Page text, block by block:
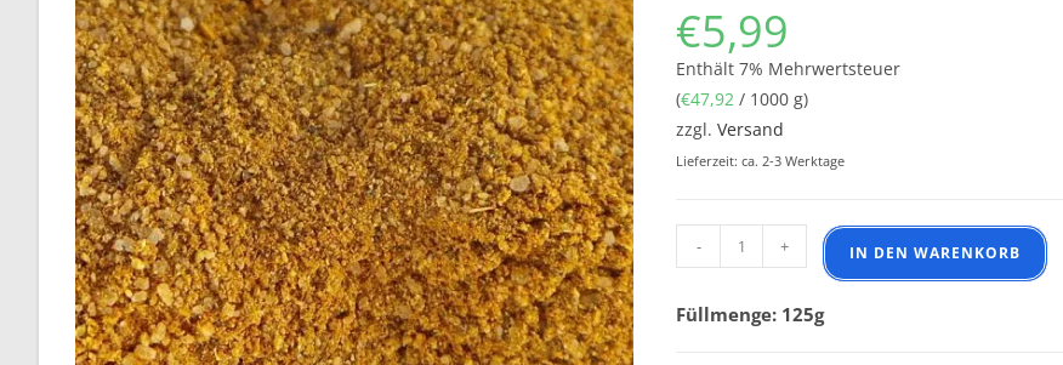
€5,99
Enthält 7% Mehrwertsteuer
(€47,92 / 1000 g)
zzgl.Versand
Lieferzeit: ca. 2-3 Werktage
Ente asiatisch Gewürzmischung Menge
- + IN DEN WARENKORB
Füllmenge: 125g